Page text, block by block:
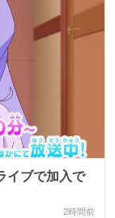
イブで加入で
2時間前